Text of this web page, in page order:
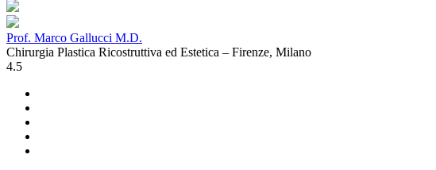
Prof. Marco Gallucci M.D.
Chirurgia Plastica Ricostruttiva ed Estetica – Firenze, Milano
4.5